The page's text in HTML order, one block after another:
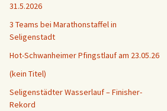
31.5.2026
3 Teams bei Marathonstaffel in
Seligenstadt
Hot-Schwanheimer Pfingstlauf am 23.05.26
(kein Titel)
Seligenstädter Wasserlauf – Finisher-
Rekord